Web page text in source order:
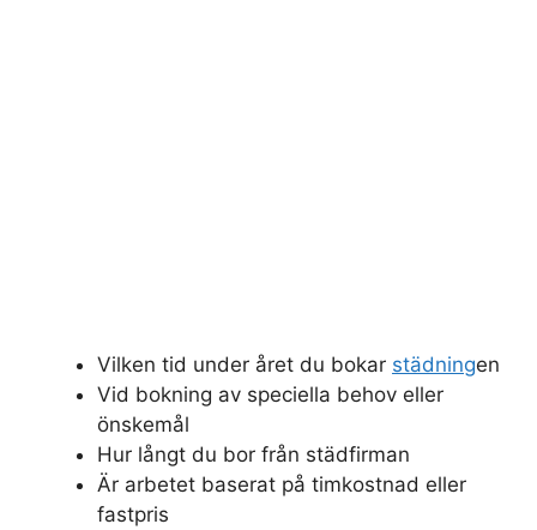
Vilken tid under året du bokar städningen
Vid bokning av speciella behov eller
önskemål
Hur långt du bor från städfirman
Är arbetet baserat på timkostnad eller
fastpris